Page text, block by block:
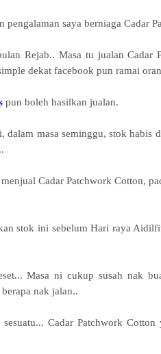
pengalaman saya berniaga Cadar
Rejab.. Masa tu jualan
dekat facebook pun ramai
pun boleh hasilkan jualan.
dalam masa seminggu, stok habis
Cadar Patchwork Cotton,
stok ini sebelum Hari raya
Masa ni cukup susah nak
nak jalan..
Cadar Patchwork